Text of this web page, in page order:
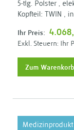
5-tlg. Polster ,
Kopfteil: TWIN ,
Ihr Preis:
Ihr
Zum Warenkorb
Medizinprodukt